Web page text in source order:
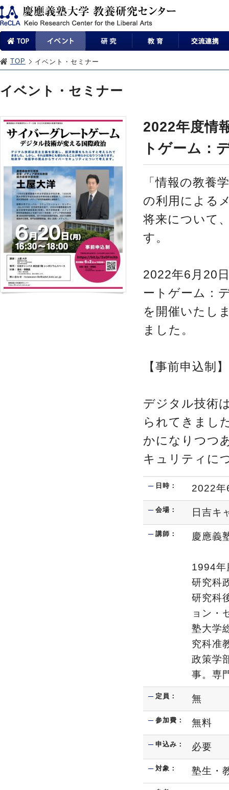
TOP イベント・セミナー
イベント・セミナー
2022年度情
トゲーム：
「情報の教養
の利用による
将来について
す。
2022年6月20
ートゲーム：
を開催いたし
ました。
【事前申込制
デジタル技術
られてきまし
かになりつつ
キュリティに
日時： 2022
会場： 日吉
講師： 慶應
1994年
研究科
研究科
ョン・
塾大学
究科准
政策学
事。専
定員： 無
参加費： 無料
申込み： 必要
対象： 塾生・